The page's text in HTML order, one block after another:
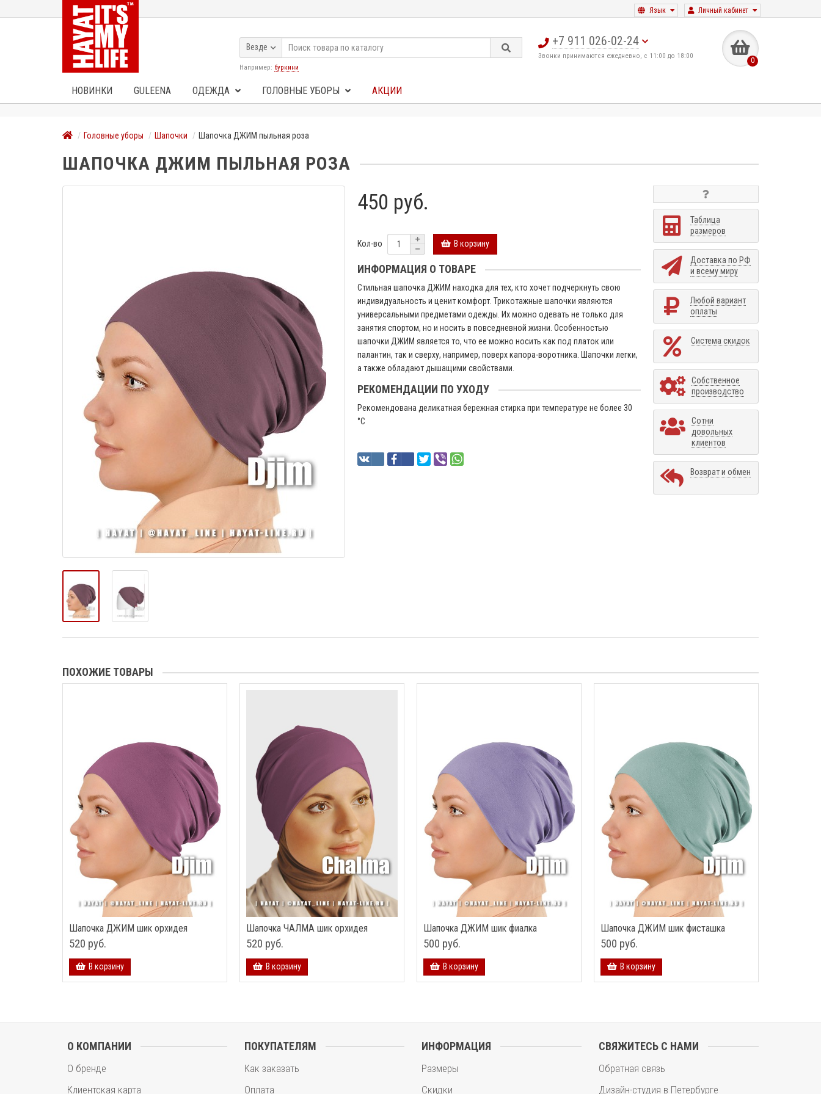
Личный кабинет
Язык
+7 911 026-02-24
Звонки принимаются ежедневно, с 11:00 до 18:00 0
Везде
Например: буркини
НОВИНКИ GULEENA ОДЕЖДА ГОЛОВНЫЕ УБОРЫ АКЦИИ
Головные уборы Шапочки Шапочка ДЖИМ пыльная роза
ШАПОЧКА ДЖИМ ПЫЛЬНАЯ РОЗА
450 руб.
Кол-во В корзину
ИНФОРМАЦИЯ О ТОВАРЕ
Стильная шапочка ДЖИМ находка для тех, кто хочет подчеркнуть свою
индивидуальность и ценит комфорт. Трикотажные шапочки являются
универсальными предметами одежды. Их можно одевать не только для
занятия спортом, но и носить в повседневной жизни. Особенностью
шапочки ДЖИМ является то, что ее можно носить как под платок или
палантин, так и сверху, например, поверх капора-воротника. Шапочки легки,
а также обладают дышащими свойствами.
РЕКОМЕНДАЦИИ ПО УХОДУ
Рекомендована деликатная бережная стирка при температуре не более 30
°C
Таблица
размеров
Доставка по РФ
и всему миру
Любой вариант
оплаты
Система скидок
Собственное
производство
Сотни
довольных
клиентов
Возврат и обмен
ПОХОЖИЕ ТОВАРЫ
Шапочка ДЖИМ шик орхидея
520 руб.
В корзину
Шапочка ЧАЛМА шик орхидея
520 руб.
В корзину
Шапочка ДЖИМ шик фиалка
500 руб.
В корзину
Шапочка ДЖИМ шик фисташка
500 руб.
В корзину
О КОМПАНИИ
О бренде
Клиентская карта
ПОКУПАТЕЛЯМ
Как заказать
Оплата
ИНФОРМАЦИЯ
Размеры
Скидки
СВЯЖИТЕСЬ С НАМИ
Обратная связь
Дизайн-студия в Петербурге